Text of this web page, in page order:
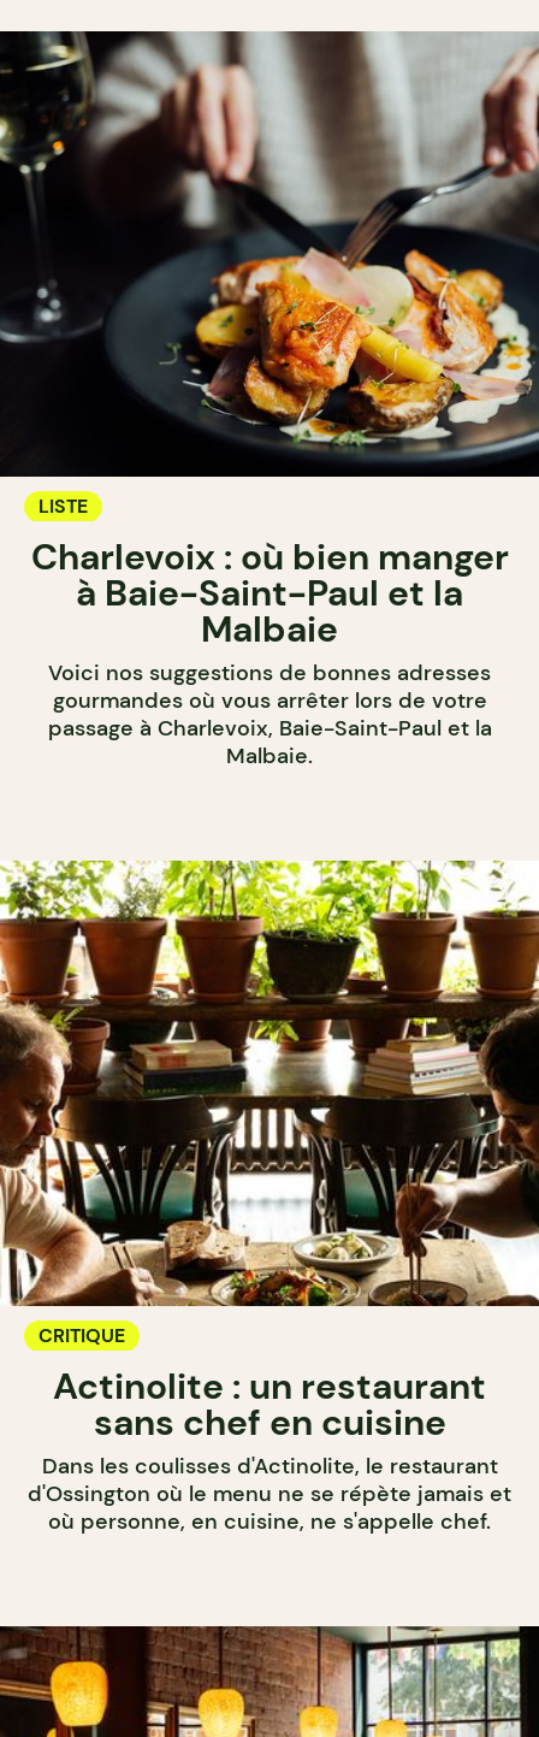
LISTE
Charlevoix : où bien manger
à Baie-Saint-Paul et la
Malbaie
Voici nos suggestions de bonnes adresses
gourmandes où vous arrêter lors de votre
passage à Charlevoix, Baie-Saint-Paul et la
Malbaie.
CRITIQUE
Actinolite : un restaurant
sans chef en cuisine
Dans les coulisses d'Actinolite, le restaurant
d'Ossington où le menu ne se répète jamais et
où personne, en cuisine, ne s'appelle chef.